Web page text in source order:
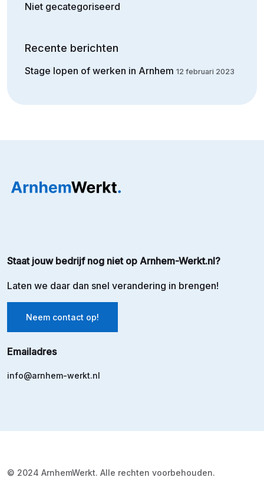
Niet gecategoriseerd
Recente berichten
Stage lopen of werken in Arnhem 12 februari 2023
Staat jouw bedrijf nog niet op Arnhem-Werkt.nl?
Laten we daar dan snel verandering in brengen!
Neem contact op!
Emailadres
info@arnhem-werkt.nl
© 2024 ArnhemWerkt. Alle rechten voorbehouden.